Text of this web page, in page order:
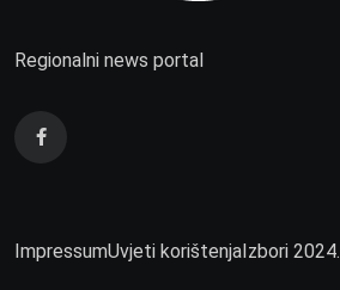
Regionalni news portal
ImpressumUvjeti korištenjaIzbori 2024.